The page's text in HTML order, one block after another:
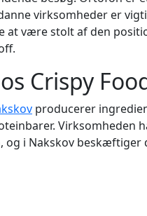
virksomheder er
at være stolt af den
Crispy
producerer
Virksomheden
og i Nakskov